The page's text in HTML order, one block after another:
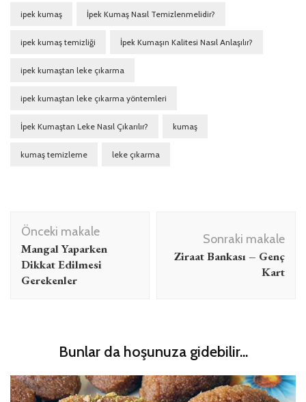
ipek kumaş İpek Kumaş Nasıl Temizlenmelidir?
ipek kumaş temizliği İpek Kumaşın Kalitesi Nasıl Anlaşılır?
ipek kumaştan leke çıkarma
ipek kumaştan leke çıkarma yöntemleri
İpek Kumaştan Leke Nasıl Çıkarılır? kumaş
kumaş temizleme leke çıkarma
Yazı
dolaşımı
Önceki makale
Mangal Yaparken
Dikkat Edilmesi
Gerekenler
Sonraki makale
Ziraat Bankası – Genç
Kart
Bunlar da hoşunuza gidebilir...